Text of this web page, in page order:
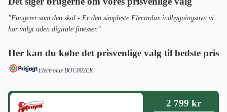
"Fungerer som den skal - Er den simpleste Electrolux indbygningsovn vi
har valgt uden digitale finesser."
Her kan du købe det prisvenlige valg til bedste pris
Electrolux BOC002EK
2 799 kr